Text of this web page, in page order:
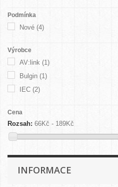
Podmínka
Nové (4)
Výrobce
AV:link (1)
Bulgin (1)
IEC (2)
Cena
Rozsah: 66Kč - 189Kč
INFORMACE